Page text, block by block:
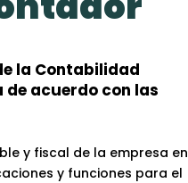
la Contabilidad
de acuerdo con las
y fiscal de la empresa en
y funciones para el